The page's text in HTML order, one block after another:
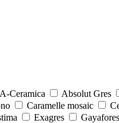
A-Ceramica Absolut Gres
Caramelle mosaic
Exagres Gayafores